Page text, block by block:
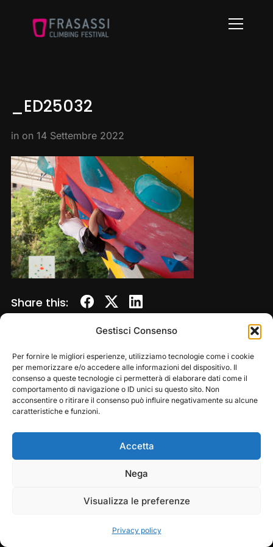
Gestisci Consenso
Per fornire le migliori esperienze, utilizziamo tecnologie come i cookie
per memorizzare e/o accedere alle informazioni del dispositivo. Il
consenso a queste tecnologie ci permetterà di elaborare dati come il
comportamento di navigazione o ID unici su questo sito. Non
acconsentire o ritirare il consenso può influire negativamente su alcune
caratteristiche e funzioni.
Accetta
Nega
Visualizza le preferenze
Privacy policy
Info
_ED25032
in on 14 Settembre 2022
Share this:
Copyright © 2026 — Frasassi Climbing Festival. All
Rights Reserved